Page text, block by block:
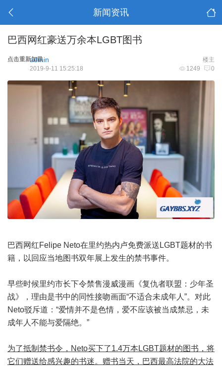
新闻资讯
巴西网红豪送万余本LGBT图书
点击重新加载 楼主
admin
1249 0
2019-9-11 15:25:18
巴西网红Felipe Neto在里约热内卢免费派送LGBT题材的书
籍，以回应当地图书双年展上发生的禁书事件。
早些时候里约市长下令禁售漫威漫画《复仇者联盟：少年圣
战》，理由是书中的同性接吻画面“不适合未成年人”。对此
Neto驳斥道：“爱情并不是色情，爱不应该被当成禁忌，未
成年人不能与爱隔绝。”
为了抵制禁书令，Neto买下了1.4万本LGBT题材的图书，将
它们赠送给感兴趣的书迷。赠书当天，巴西最高法院的大法